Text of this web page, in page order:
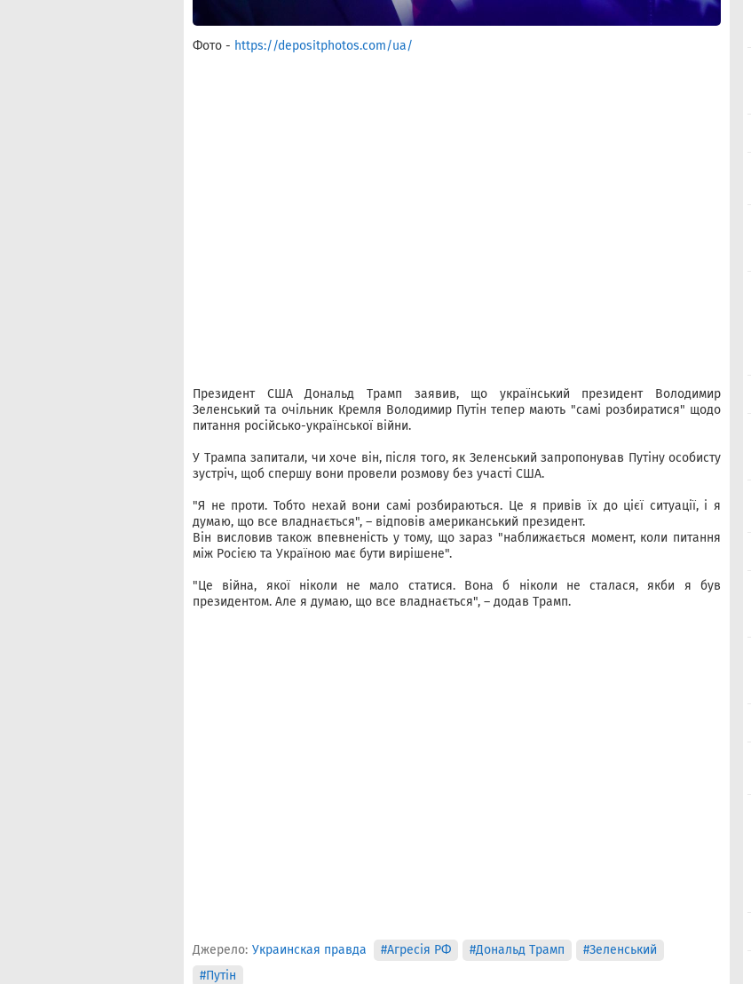
Фото - https://depositphotos.com/ua/
Президент США Дональд Трамп заявив, що український президент Володимир
Зеленський та очільник Кремля Володимир Путін тепер мають "самі розбиратися" щодо
питання російсько-української війни.
У Трампа запитали, чи хоче він, після того, як Зеленський запропонував Путіну особисту
зустріч, щоб спершу вони провели розмову без участі США.
"Я не проти. Тобто нехай вони самі розбираються. Це я привів їх до цієї ситуації, і я
думаю, що все владнається", – відповів американський президент.
Він висловив також впевненість у тому, що зараз "наближається момент, коли питання
між Росією та Україною має бути вирішене".
"Це війна, якої ніколи не мало статися. Вона б ніколи не сталася, якби я був
президентом. Але я думаю, що все владнається", – додав Трамп.
Джерело: Украинская правда #Агресія РФ #Дональд Трамп
#Зеленський
#Путін